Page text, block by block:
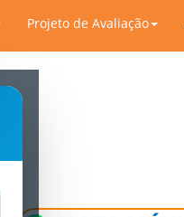
Projeto de Avaliação